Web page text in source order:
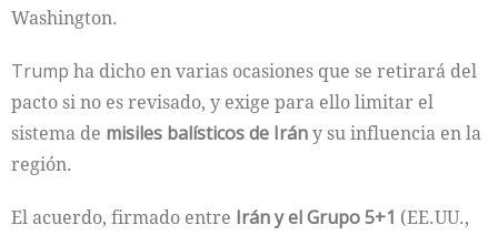
Washington.
Trump ha dicho en varias ocasiones que se retirará del
pacto si no es revisado, y exige para ello limitar el
sistema de misiles balísticos de Irány su influencia en la
región.
El acuerdo, firmado entre Irán y el Grupo 5+1 (EE.UU.,